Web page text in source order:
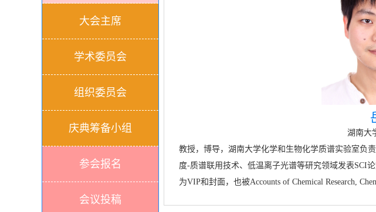
大会主席
学术委员会
组织委员会
庆典筹备小组
参会报名
会议投稿
湖南大
教授，博导，湖南大学化学和生物化学质谱实验室负
度-质谱联用技术、低温离子光谱等研究领域发表SCI
为VIP和封面，也被Accounts of Chemical Research,